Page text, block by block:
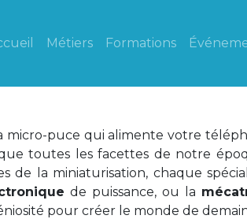
Métiers Formations
micro-puce qui alimente votre
toutes les facettes de notre
de la miniaturisation, chaque
de puissance, ou la
pour créer le monde de